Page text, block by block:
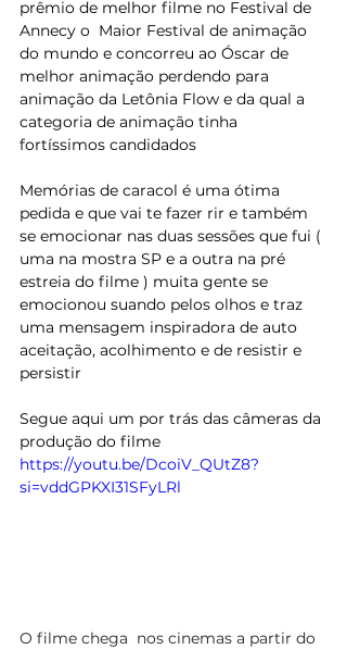
prêmio de melhor filme no Festival de
Annecy o  Maior Festival de animação
do mundo e concorreu ao Óscar de
melhor animação perdendo para
animação da Letônia Flow e da qual a
categoria de animação tinha
fortíssimos candidados
Memórias de caracol é uma ótima
pedida e que vai te fazer rir e também
se emocionar nas duas sessões que fui (
uma na mostra SP e a outra na pré
estreia do filme ) muita gente se
emocionou suando pelos olhos e traz
uma mensagem inspiradora de auto
aceitação, acolhimento e de resistir e
persistir
Segue aqui um por trás das câmeras da
produção do filme
https://youtu.be/DcoiV_QUtZ8?
si=vddGPKXI31SFyLRl
O filme chega  nos cinemas a partir do